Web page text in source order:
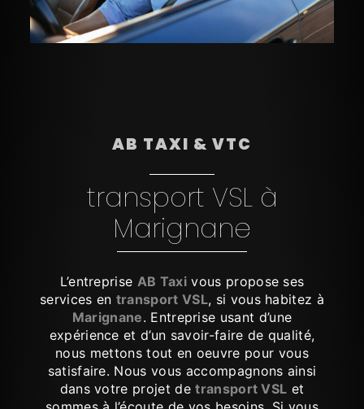
AB TAXI & VTC
transport VSL à
Marignane
L’entreprise AB Taxivous propose ses
services en transport VSL, si vous habitez à
Marignane. Entreprise usant d’une
expérience et d’un savoir-faire de qualité,
nous mettons tout en oeuvre pour vous
satisfaire. Nous vous accompagnons ainsi
dans votre projet detransport VSL et